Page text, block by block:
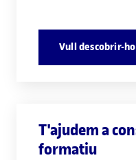
Vull descobrir-ho
T'ajudem a
formatiu